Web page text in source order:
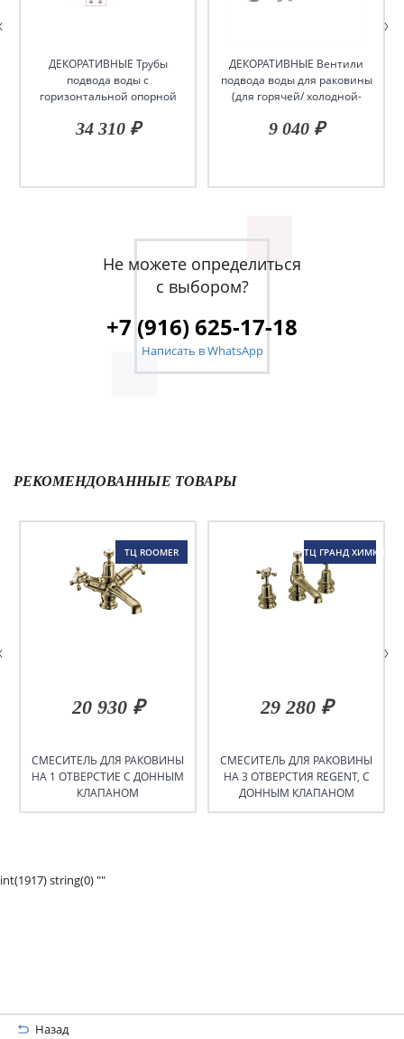
ДЕКОРАТИВНЫЕ Трубы
подвода воды с
горизонтальной опорной
34 310 ₽
ДЕКОРАТИВНЫЕ Вентили
подвода воды для раковины
(для горячей/ холодной-
9 040 ₽
Не можете определиться
с выбором?
+7 (916) 625-17-18
Написать в WhatsApp
РЕКОМЕНДОВАННЫЕ ТОВАРЫ
ТЦ ROOMER
20 930 ₽
СМЕСИТЕЛЬ ДЛЯ РАКОВИНЫ
НА 1 ОТВЕРСТИЕ С ДОННЫМ
КЛАПАНОМ
ТЦ ГРАНД ХИМКИ
29 280 ₽
СМЕСИТЕЛЬ ДЛЯ РАКОВИНЫ
НА 3 ОТВЕРСТИЯ REGENT, С
ДОННЫМ КЛАПАНОМ
int(1917) string(0) ""
Назад